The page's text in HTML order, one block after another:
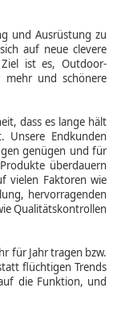
und Ausrüstung zu
auf neue clevere
Ziel ist es, Outdoor-
und schönere
dass es lange hält
Endkunden
genügen und für
überdauern
vielen Faktoren wie
hervorragenden
Qualitätskontrollen
für Jahr tragen bzw.
flüchtigen Trends
die Funktion, und